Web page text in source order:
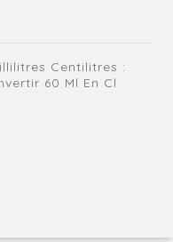
Centilitres :
60 Ml En Cl